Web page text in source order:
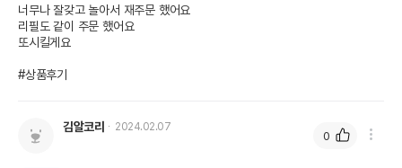
너무나 잘갖고 놀아서 재주문 했어요
리필도 같이 주문 했어요
또시킬게요
#상품후기
김알코리 2024.02.07
0